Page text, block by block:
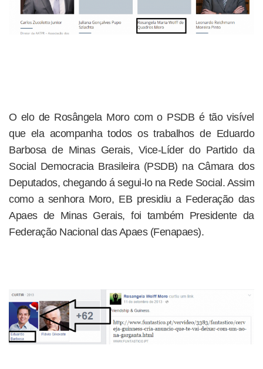
O elo de Rosângela Moro com o PSDB é tão visível
que ela acompanha todos os trabalhos de Eduardo
Barbosa de Minas Gerais, Vice-Líder do Partido da
Social Democracia Brasileira (PSDB) na Câmara dos
Deputados, chegando á segui-lo na Rede Social. Assim
como a senhora Moro, EB presidiu a Federação das
Apaes de Minas Gerais, foi também Presidente da
Federação Nacional das Apaes (Fenapaes).